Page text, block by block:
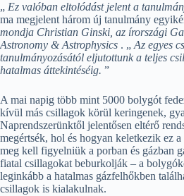
„ Ez valóban eltolódást jelent a
ma megjelent három új tanulmány
mondja Christian Ginski, az írországi
Astronomy & Astrophysics . „ Az egyes
tanulmányozásától eljutottunk a teljes
hatalmas áttekintéséig. ”
A mai napig több mint 5000 bolygót
kívül más csillagok körül keringenek,
Naprendszerünktől jelentősen eltérő
megértsék, hol és hogyan keletkezik ez
meg kell figyelniük a porban és gázban
fiatal csillagokat beburkolják – a
leginkább a hatalmas gázfelhőkben
csillagok is kialakulnak.